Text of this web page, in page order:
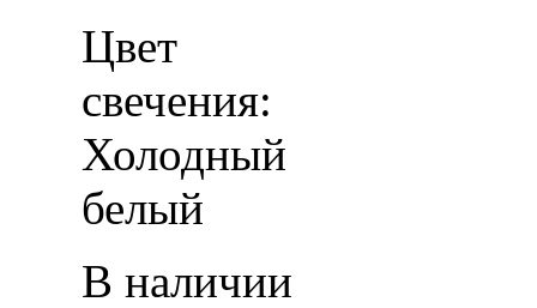
Цвет
свечения:
Холодный
белый
В наличии